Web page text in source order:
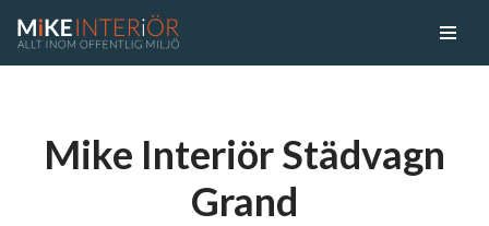
Mike Interiör Städvagn
Grand